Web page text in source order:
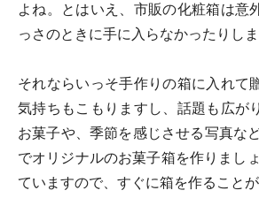
よね。とはいえ、市販の化粧箱は意
っさのときに手に入らなかったりしま
それならいっそ手作りの箱に入れて
気持ちもこもりますし、話題も広が
お菓子や、季節を感じさせる写真な
でオリジナルのお菓子箱を作りまし
ていますので、すぐに箱を作ることが